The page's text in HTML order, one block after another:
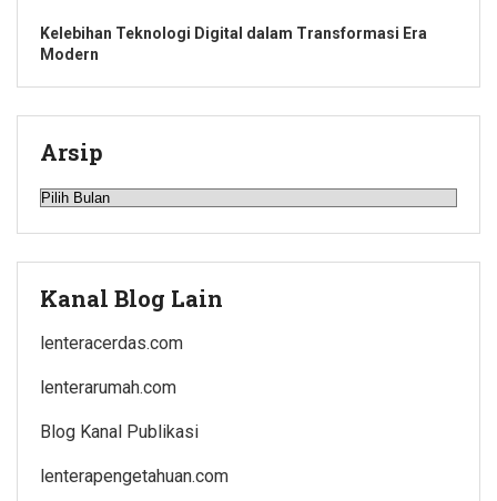
Kelebihan Teknologi Digital dalam Transformasi Era
Modern
Arsip
Arsip
Kanal Blog Lain
lenteracerdas.com
lenterarumah.com
Blog Kanal Publikasi
lenterapengetahuan.com